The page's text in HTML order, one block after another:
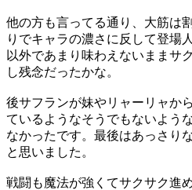
他の方も言ってる通り、大筋は
りでキャラの濃さに反して登場
以外であまり味わえないままサ
し残念だったかな。
後サフランが妹やリャーリャか
ているようなそうでもないよう
なかったです。最後はあっさり
と思いました。
戦闘も魔法が強くてサクサク進